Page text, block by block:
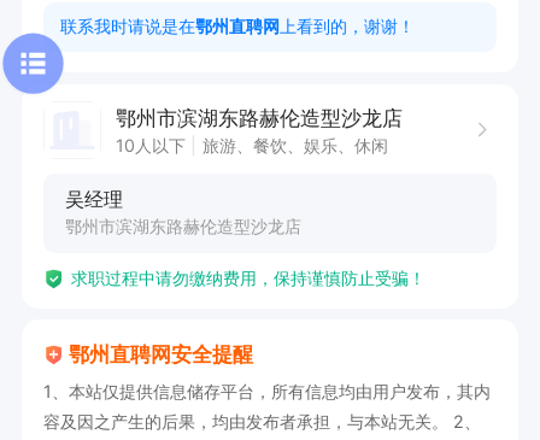
任职资格：
1、形象好气质佳，熟练当代时尚美发技术；
2、沟通能力好，能够为顾客提供优质服务。
点击屏幕下申请职位，创建并且投递简历，再打电
联系我时请说是在鄂州直聘网 上看到的，谢谢！
鄂州市滨湖东路赫伦造型沙龙店
10人以下 旅游、餐饮、娱乐、休闲
吴经理
鄂州市滨湖东路赫伦造型沙龙店
求职过程中请勿缴纳费用，保持谨慎防止受骗！
鄂州直聘网安全提醒
1、本站仅提供信息储存平台，所有信息均由用户发布，其内
容及因之产生的后果，均由发布者承担，与本站无关。 2、